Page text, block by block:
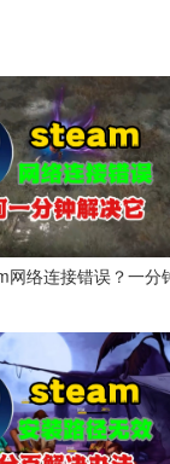
网络连接错误？一分